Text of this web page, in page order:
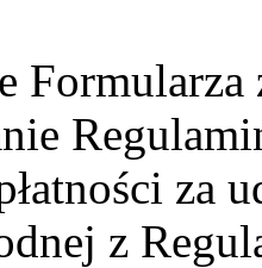
Formularza
za
z